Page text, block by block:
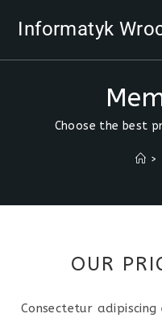
Informatyk
Choose the best
>
OUR
Consectetur